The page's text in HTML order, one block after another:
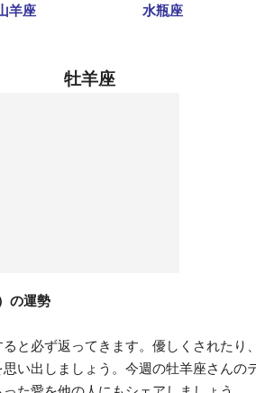
羊座 水瓶座
牡羊座
の運勢
と必ず返ってきます。優しくされたり
い出しましょう。今週の牡羊座さんの